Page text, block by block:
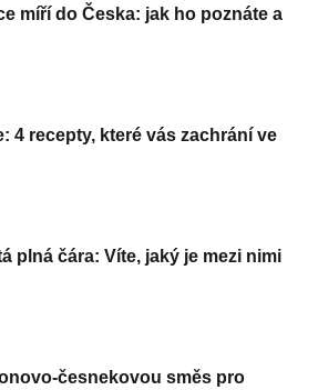
míří do Česka: jak ho poznáte a
4 recepty, které vás zachrání ve
plná čára: Víte, jaký je mezi nimi
česnekovou směs pro